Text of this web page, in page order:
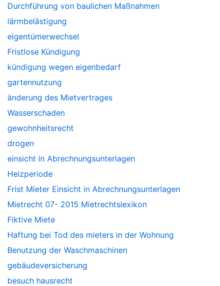
Durchführung von baulichen Maßnahmen
lärmbelästigung
eigentümerwechsel
Fristlose Kündigung
kündigung wegen eigenbedarf
gartennutzung
änderung des Mietvertrages
Wasserschaden
gewohnheitsrecht
drogen
einsicht in Abrechnungsunterlagen
Heizperiode
Frist Mieter Einsicht in Abrechnungsunterlagen
Mietrecht 07- 2015 Mietrechtslexikon
Fiktive Miete
Haftung bei Tod des mieters in der Wohnung
Benutzung der Waschmaschinen
gebäudeversicherung
besuch hausrecht